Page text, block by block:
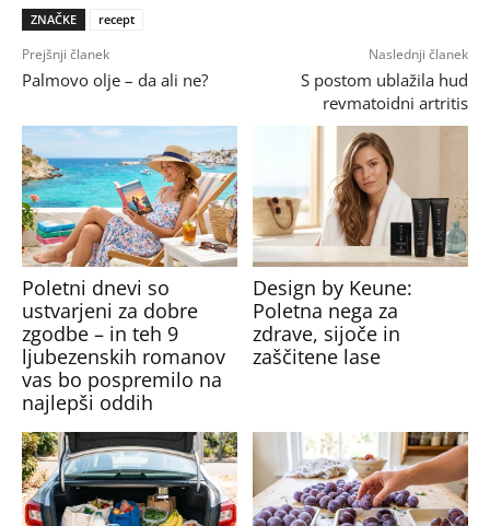
ZNAČKE recept
Prejšnji članek
Palmovo olje – da ali ne?
Naslednji članek
S postom ublažila hud
revmatoidni artritis
Poletni dnevi so
ustvarjeni za dobre
zgodbe – in teh 9
ljubezenskih romanov
vas bo pospremilo na
najlepši oddih
Design by Keune:
Poletna nega za
zdrave, sijoče in
zaščitene lase